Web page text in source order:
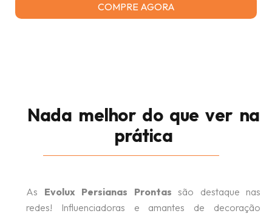
COMPRE AGORA
Nada melhor do que ver na
prática
As Evolux Persianas Prontas são destaque nas
redes! Influenciadoras e amantes de decoração